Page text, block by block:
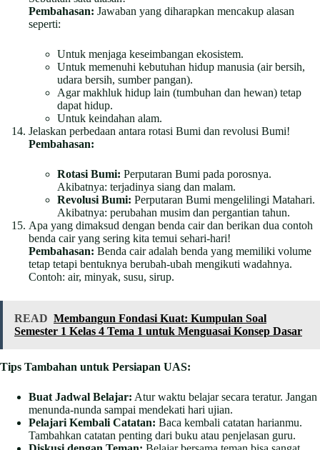
Pembahasan: Jawaban yang diharapkan mencakup alasan
seperti:
Untuk menjaga keseimbangan ekosistem.
Untuk memenuhi kebutuhan hidup manusia (air bersih,
udara bersih, sumber pangan).
Agar makhluk hidup lain (tumbuhan dan hewan) tetap
dapat hidup.
Untuk keindahan alam.
Jelaskan perbedaan antara rotasi Bumi dan revolusi Bumi!
Pembahasan:
Rotasi Bumi: Perputaran Bumi pada porosnya.
Akibatnya: terjadinya siang dan malam.
Revolusi Bumi: Perputaran Bumi mengelilingi Matahari.
Akibatnya: perubahan musim dan pergantian tahun.
Apa yang dimaksud dengan benda cair dan berikan dua contoh
benda cair yang sering kita temui sehari-hari!
Pembahasan: Benda cair adalah benda yang memiliki volume
tetap tetapi bentuknya berubah-ubah mengikuti wadahnya.
Contoh: air, minyak, susu, sirup.
READ Membangun Fondasi Kuat: Kumpulan Soal
Semester 1 Kelas 4 Tema 1 untuk Menguasai Konsep Dasar
Tips Tambahan untuk Persiapan UAS:
Buat Jadwal Belajar: Atur waktu belajar secara teratur. Jangan
menunda-nunda sampai mendekati hari ujian.
Pelajari Kembali Catatan: Baca kembali catatan harianmu.
Tambahkan catatan penting dari buku atau penjelasan guru.